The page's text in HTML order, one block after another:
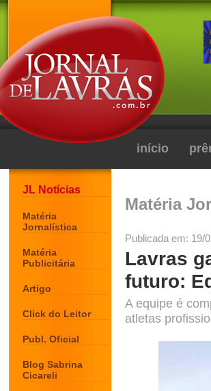
início
JL Notícias
Matéria
Jornalística
Matéria
Publicitária
Artigo
Click do Leitor
Publ. Oficial
Blog Sabrina
Cicareli
Matéria
Publicada em: 19/
Lavras
futuro:
A equipe é
atletas